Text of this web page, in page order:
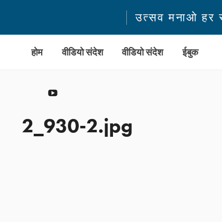
उत्सव मनाओ हर
होम वीडियो संदेश वीडियो संदेश ईबुक
2_930-2.jpg